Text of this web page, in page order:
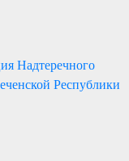
Надтеречного
Республики